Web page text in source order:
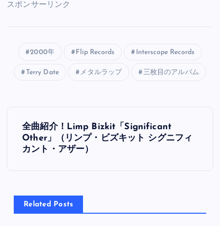
スポンサーリンク
2000年 Flip Records Interscope Records
Terry Date メタルラップ 三枚目のアルバム
投
稿
ビ
ゲ
全曲紹介！Limp Bizkit「Significant
Other」（リンプ・ビズキット シグニフィ
カント・アザー）
Related Posts